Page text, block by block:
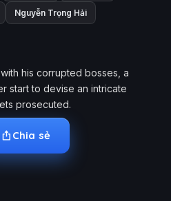
Nguyễn Trọng Hải
his corrupted bosses, a
start to devise an intricate
prosecuted.
Chia sẻ